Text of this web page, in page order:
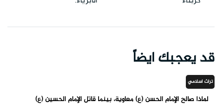
قد يعجبك ايضاً
تراث اسلامي
لماذا صالح الإمام الحسن (ع) معاوية، بينما قاتل الإمام الحسين (ع)